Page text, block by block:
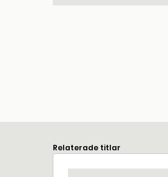
Relaterade titlar